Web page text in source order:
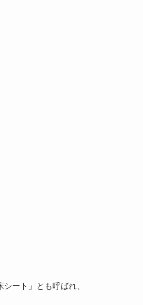
ート」とも呼ばれ、